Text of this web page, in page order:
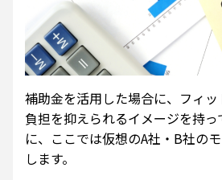
補助金を活用した場合に、フィ
負担を抑えられるイメージを持っ
に、ここでは仮想のA社・B社の
します。